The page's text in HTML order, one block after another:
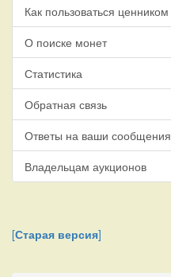
Как пользоваться ценником
О поиске монет
Статистика
Обратная связь
Ответы на ваши сообщения
Владельцам аукционов
[Старая версия]